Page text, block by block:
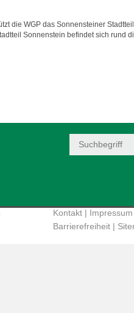
die WGP das Sonnensteiner
Sonnenstein befindet sich rund
Kontakt| Impressum
Barrierefreiheit|